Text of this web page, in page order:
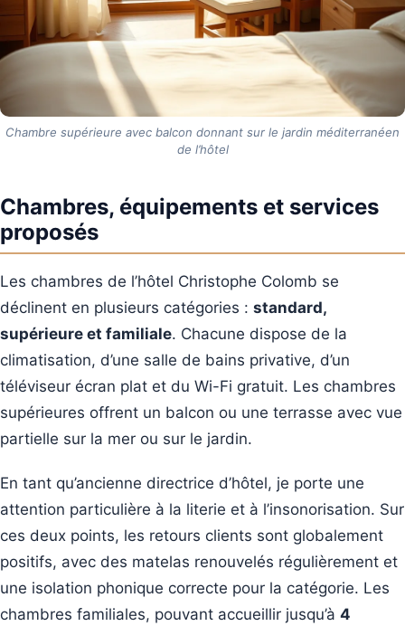
Chambre supérieure avec balcon donnant sur le jardin méditerranéen
de l’hôtel
Chambres, équipements et services
proposés
Les chambres de l’hôtel Christophe Colomb se
déclinent en plusieurs catégories : standard,
supérieure et familiale. Chacune dispose de la
climatisation, d’une salle de bains privative, d’un
téléviseur écran plat et du Wi-Fi gratuit. Les chambres
supérieures offrent un balcon ou une terrasse avec vue
partielle sur la mer ou sur le jardin.
En tant qu’ancienne directrice d’hôtel, je porte une
attention particulière à la literie et à l’insonorisation. Sur
ces deux points, les retours clients sont globalement
positifs, avec des matelas renouvelés régulièrement et
une isolation phonique correcte pour la catégorie. Les
chambres familiales, pouvant accueillir jusqu’à 4